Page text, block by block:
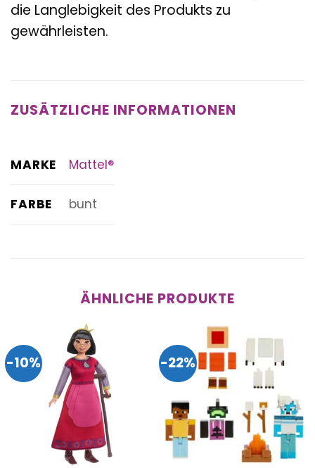
die Langlebigkeit des Produkts zu
gewährleisten.
ZUSÄTZLICHE INFORMATIONEN
MARKE Mattel®
FARBE bunt
ÄHNLICHE PRODUKTE
-10% -22%